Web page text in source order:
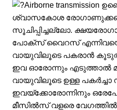
Airborne transmission
ശ്വാസകോശ രോഗാണുക്കളെ
സൂചിപ്പിച്ചല്ലോ.
പോക്സ് വൈറസ്
വായുവിലൂടെ പകരാൻ
ഇവ ഓരോന്നും എടുത്താൽ
വായുവിലൂടെ ഉള്ള
ഇവയ്ക്കോരോന്നിനും
മീസിൽസ് വളരെ